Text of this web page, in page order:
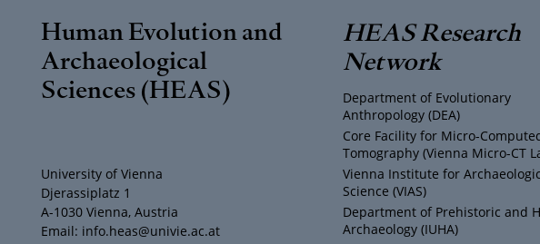
Human Evolution and
Archaeological
Sciences (HEAS)
University of Vienna
Djerassiplatz 1
A-1030 Vienna, Austria
Email: info.heas@univie.ac.at
HEAS Research
Network
Department of Evolutionary
Anthropology (DEA)
Core Facility for Micro-
Tomography (Vienna Micro-CT
Vienna Institute for
Science (VIAS)
Department of Prehistoric and
Archaeology (IUHA)